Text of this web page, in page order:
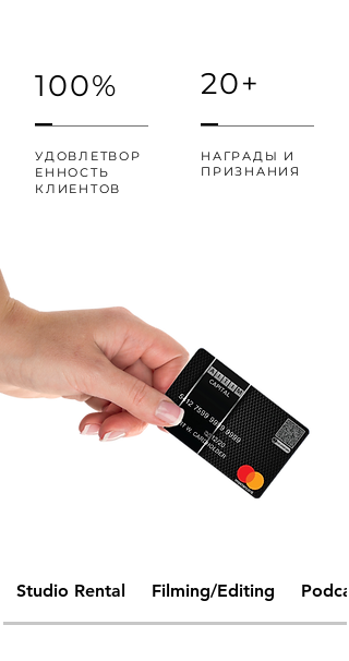
100%
УДОВЛЕТВОР
ЕННОСТЬ
КЛИЕНТОВ
20+
НАГРАДЫ И
ПРИЗНАНИЯ
Studio Rental Filming/Editing